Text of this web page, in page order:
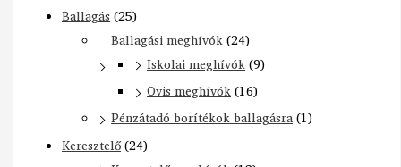
Ballagás (25)
Ballagási meghívók(24)
Iskolai meghívók(9)
Ovis meghívók(16)
Pénzátadó borítékok ballagásra(1)
Keresztelő(24)